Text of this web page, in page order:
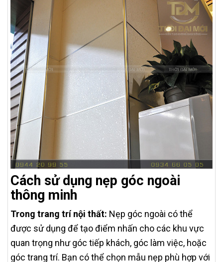
Cách sử dụng nẹp góc ngoài
thông minh
Trong trang trí nội thất: Nẹp góc ngoài có thể
được sử dụng để tạo điểm nhấn cho các khu vực
quan trọng như góc tiếp khách, góc làm việc, hoặc
góc trang trí. Bạn có thể chọn mẫu nẹp phù hợp với